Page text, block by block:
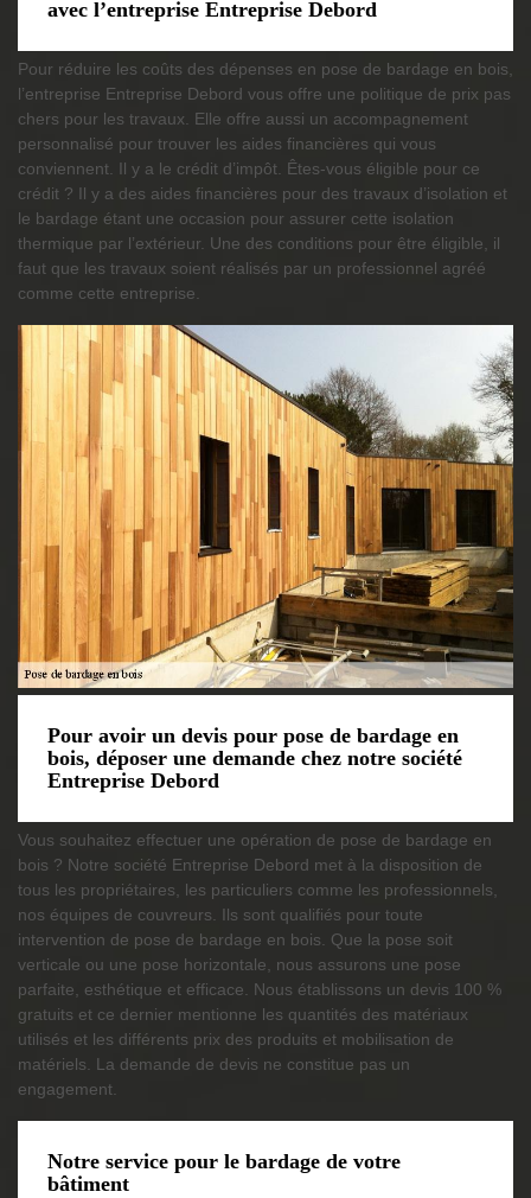
avec l’entreprise Entreprise Debord
Pour réduire les coûts des dépenses en pose de bardage en bois,
l’entreprise Entreprise Debord vous offre une politique de prix pas
chers pour les travaux. Elle offre aussi un accompagnement
personnalisé pour trouver les aides financières qui vous
conviennent. Il y a le crédit d’impôt. Êtes-vous éligible pour ce
crédit ? Il y a des aides financières pour des travaux d’isolation et
le bardage étant une occasion pour assurer cette isolation
thermique par l’extérieur. Une des conditions pour être éligible, il
faut que les travaux soient réalisés par un professionnel agréé
comme cette entreprise.
Pour avoir un devis pour pose de bardage en
bois, déposer une demande chez notre société
Entreprise Debord
Vous souhaitez effectuer une opération de pose de bardage en
bois ? Notre société Entreprise Debord met à la disposition de
tous les propriétaires, les particuliers comme les professionnels,
nos équipes de couvreurs. Ils sont qualifiés pour toute
intervention de pose de bardage en bois. Que la pose soit
verticale ou une pose horizontale, nous assurons une pose
parfaite, esthétique et efficace. Nous établissons un devis 100 %
gratuits et ce dernier mentionne les quantités des matériaux
utilisés et les différents prix des produits et mobilisation de
matériels. La demande de devis ne constitue pas un
engagement.
Notre service pour le bardage de votre
bâtiment